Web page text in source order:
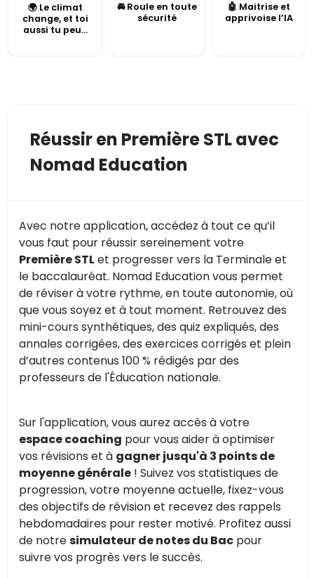
🌍 Le climat
change, et toi
aussi tu peu...
🚘 Roule en toute
sécurité
🤖 Maitrise et
apprivoise l’IA
Réussir en Première STL avec
Nomad Education
Avec notre application, accédez à tout ce qu’il
vous faut pour réussir sereinement votre
Première STLet progresser vers la Terminale et
le baccalauréat. Nomad Education vous permet
de réviser à votre rythme, en toute autonomie, où
que vous soyez et à tout moment. Retrouvez des
mini-cours synthétiques, des quiz expliqués, des
annales corrigées, des exercices corrigés et plein
d’autres contenus 100 % rédigés par des
professeurs de l'Éducation nationale.
Sur l'application, vous aurez accès à votre
espace coaching pour vous aider à optimiser
vos révisions et à gagner jusqu'à 3 points de
moyenne générale ! Suivez vos statistiques de
progression, votre moyenne actuelle, fixez-vous
des objectifs de révision et recevez des rappels
hebdomadaires pour rester motivé. Profitez aussi
de notresimulateur de notes du Bac pour
suivre vos progrès vers le succès.